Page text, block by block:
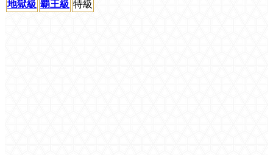
地獄級 覇王級 特級